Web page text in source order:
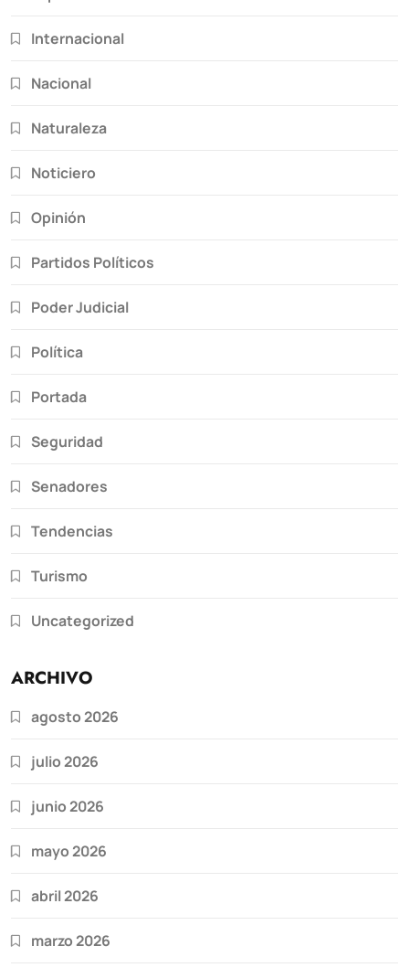
Internacional
Nacional
Naturaleza
Noticiero
Opinión
Partidos Políticos
Poder Judicial
Política
Portada
Seguridad
Senadores
Tendencias
Turismo
Uncategorized
ARCHIVO
agosto 2026
julio 2026
junio 2026
mayo 2026
abril 2026
marzo 2026